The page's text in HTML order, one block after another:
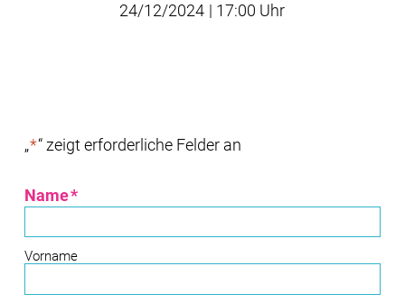
24/12/2024 | 17:00 Uhr
„*“ zeigt erforderliche Felder an
Name*
Vorname